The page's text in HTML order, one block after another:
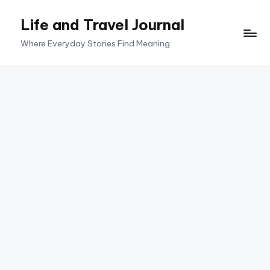
Life and Travel Journal
Where Everyday Stories Find Meaning